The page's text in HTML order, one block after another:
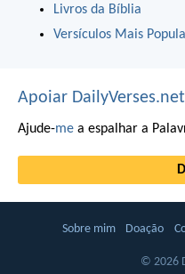
Livros da Bíblia
Versículos Mais
Apoiar DailyVerses.net
Ajude-me a espalhar a
Sobre mim Doação
© 2026